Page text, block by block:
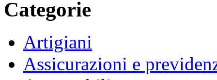
Categorie
Artigiani
Assicurazioni e